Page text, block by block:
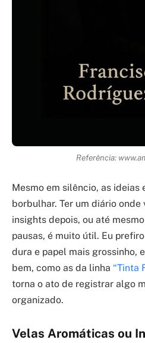
Referência:
Mesmo em silêncio, as ideias
borbulhar. Ter um diário onde
insights depois, ou até
pausas, é muito útil. Eu
dura e papel mais grossinho,
bem, como as da linha “Tinta
torna o ato de registrar algo
organizado.
Velas Aromáticas ou